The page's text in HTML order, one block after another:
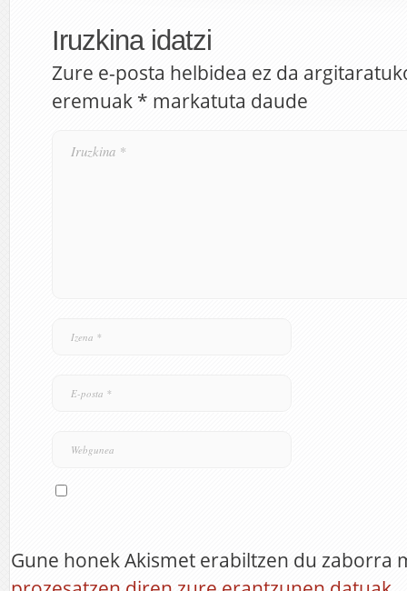
Iruzkina idatzi
Zure e-posta helbidea ez da
eremuak * markatuta daude
Gune honek Akismet erabiltzen du zaborra